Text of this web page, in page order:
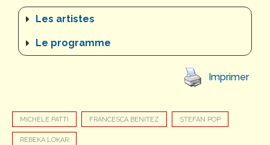
Les artistes
Le programme
Imprimer
MICHELE PATTI FRANCESCA BENITEZ STEFAN POP
REBEKA LOKAR